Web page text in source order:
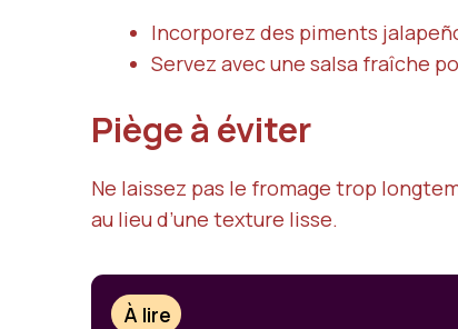
Incorporez des piments
Servez avec une salsa fraîche
Piège à éviter
Ne laissez pas le fromage trop
au lieu d’une texture lisse.
À lire